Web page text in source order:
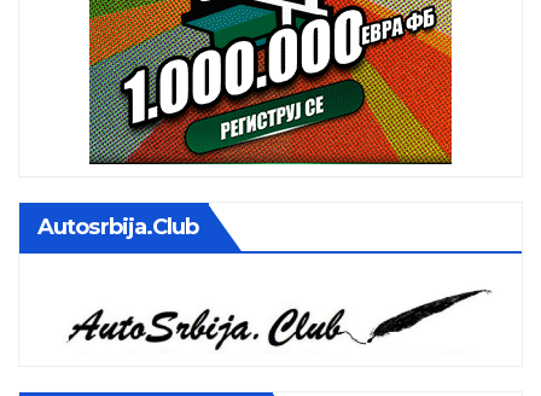
Autosrbija.club